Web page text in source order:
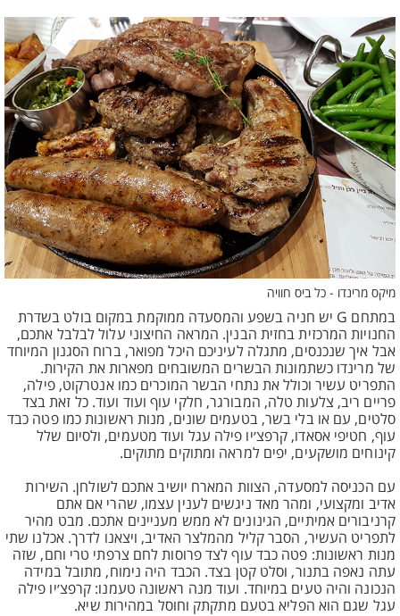
מיקס מרינדו - כל ביס חוויה
במתחם G יש חניה בשפע והמסעדה ממוקמת במקום בולט בשדרת
החנויות המרכזית בחזית הבנין. המראה החיצוני עלול לבלבל אתכם,
אבל איך שנכנסים, מתגלה לעיניכם היכל מפואר, ברוח הסגנון המיוחד
של מרינדו כשתמונות הבשרים המשובחים מפארות את הקירות.
התפריט עשיר וכולל את נתחי הבשר המוכרים כמו אנטרקוט, פילה,
פריים ריב, צלעות טלה, המבורגר, חלקי עוף ועוד ועוד. כל זאת בצד
סלטים, עם או בלי בשר, בטעמים שונים, מנות ראשונות כמו פטה כבד
עוף, חטיפי אסאדו, קרפצ׳יו פילה עגל ועוד מטעמים, ולסיום שלל
קינוחים מושקעים, יפים למראה ומתוקים מתוקים.
עם הכניסה למסעדה, הצוות המארח יושיב אתכם לשולחן. השירות
אדיב ומקצועי, ומהר מאד ניגשים לענין עצמו, שהרי אם אתם
קרניבורים אמיתיים, הגינונים לא ממש מעניינים אתכם. מבט מהיר
לתפריט העשיר, הסבר קליל מהמלצר האדיב, ויצאנו לדרך. אכלנו שתי
מנות ראשונות: פטה כבד עוף לצד פרוסות לחם צרפתי טרי וחם, שזה
עתה נאפה בתנור, וסלט קטן בצד. הכבד היה נימוח, מתובל במידה
הנכונה והיה טעים במיוחד. ועוד מנה ראשונה טעמנו: קרפצ׳יו פילה
עגל שגם הוא הפליא בטעם מתקתק וחוסל במהירות שיא.